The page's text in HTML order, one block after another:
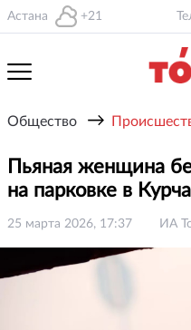
Астана +21
Общество →
Пьяная женщина
на парковке в
25 марта 2026, 17:37 ИА